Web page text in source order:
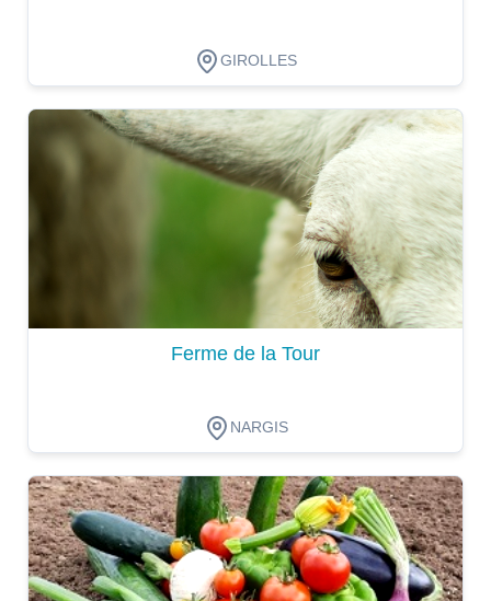
GIROLLES
Dégustation
Ferme de la Tour
NARGIS
Dégustation